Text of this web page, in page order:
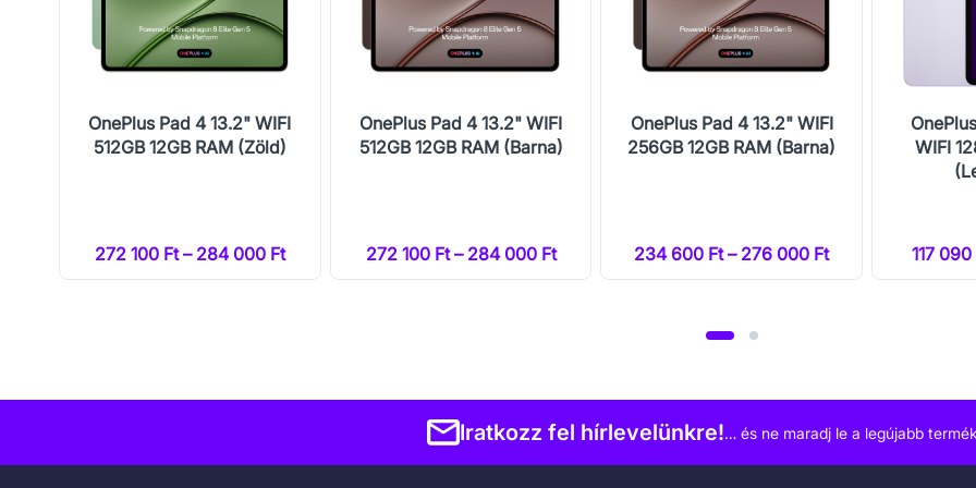
OnePlus Pad 4 13.2" WIFI
512GB 12GB RAM (Zöld)
272 100 Ft – 284 000 Ft
OnePlus Pad 4 13.2" WIFI
512GB 12GB RAM (Barna)
272 100 Ft – 284 000 Ft
OnePlus Pad 4 13.2" WIFI
256GB 12GB RAM (Barna)
234 600 Ft – 276 000 Ft
WIFI
117
Iratkozz fel hírlevelünkre!… és ne maradj le a legújabb